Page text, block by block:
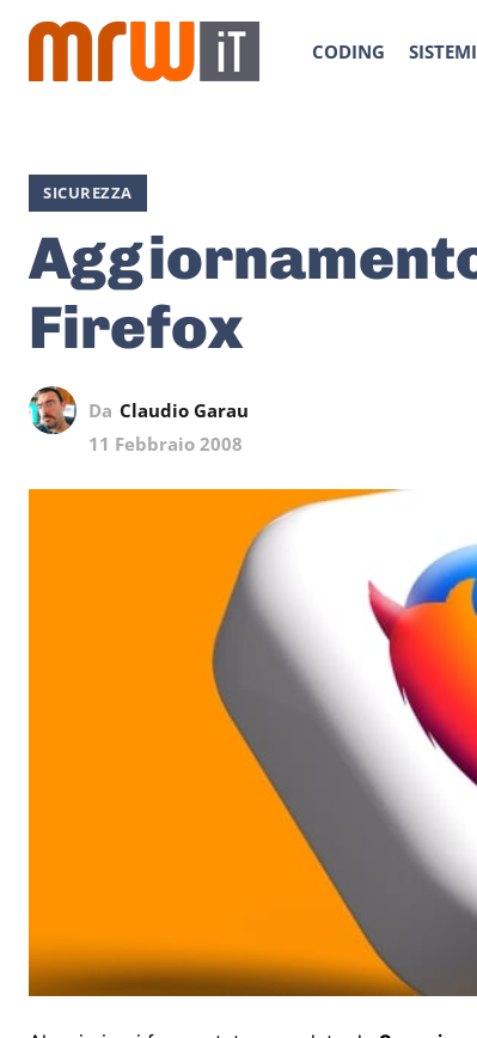
CODING
SICUREZZA
Firefox
Da Claudio Garau
11 Febbraio 2008